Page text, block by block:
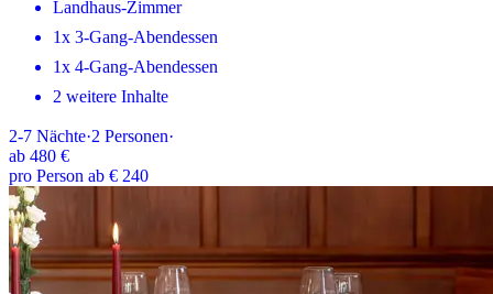
Landhaus-Zimmer
1x 3-Gang-Abendessen
1x 4-Gang-Abendessen
2 weitere Inhalte
2-7 Nächte·2 Personen·
ab 480 €
pro Person ab € 240